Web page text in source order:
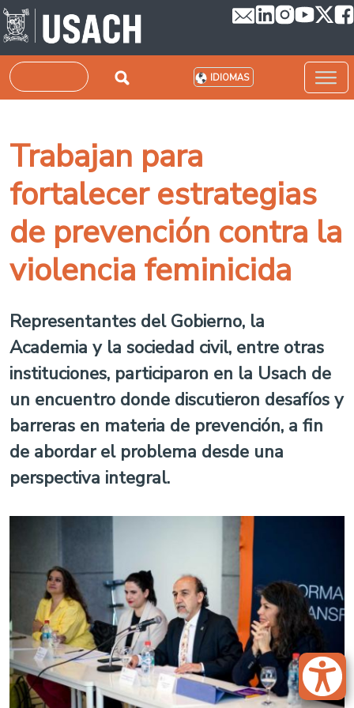
Pasar al contenido principal
Buscar IDIOMAS
Trabajan para
fortalecer estrategias
de prevención contra la
violencia feminicida
Representantes del Gobierno, la
Academia y la sociedad civil, entre otras
instituciones, participaron en la Usach de
un encuentro donde discutieron desafíos y
barreras en materia de prevención, a fin
de abordar el problema desde una
perspectiva integral.